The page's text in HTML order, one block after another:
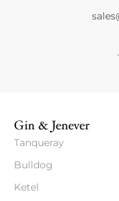
Gin & Jenever
Tanqueray
Bulldog
Ketel